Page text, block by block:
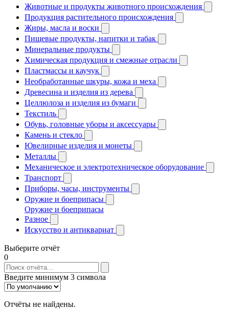
Животные и продукты животного происхождения
Продукция растительного происхождения
Жиры, масла и воски
Пищевые продукты, напитки и табак
Минеральные продукты
Химическая продукция и смежные отрасли
Пластмассы и каучук
Необработанные шкуры, кожа и меха
Древесина и изделия из дерева
Целлюлоза и изделия из бумаги
Текстиль
Обувь, головные уборы и аксессуары
Камень и стекло
Ювелирные изделия и монеты
Металлы
Механическое и электротехническое оборудование
Транспорт
Приборы, часы, инструменты
Оружие и боеприпасы
Оружие и боеприпасы
Разное
Искусство и антиквариат
Выберите отчёт
0
Введите минимум 3 символа
Отчёты не найдены.